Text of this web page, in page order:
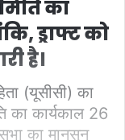
का
ड्राफ्ट को
है।
(यूसीसी) का
का कार्यकाल 26
का मानसून